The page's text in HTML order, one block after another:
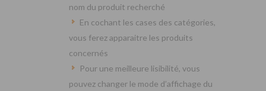
nom du produit recherché
En cochant les cases des catégories,
vous ferez apparaitre les produits
concernés
Pour une meilleure lisibilité, vous
pouvez changer le mode d’affichage du